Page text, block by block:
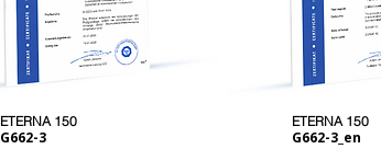
ETERNA 150
G662-3
ETERNA 150
G662-3_en